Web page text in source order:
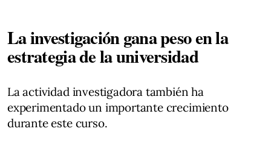
La investigación gana peso en la
estrategia de la universidad
La actividad investigadora también ha
experimentado un importante crecimiento
durante este curso.